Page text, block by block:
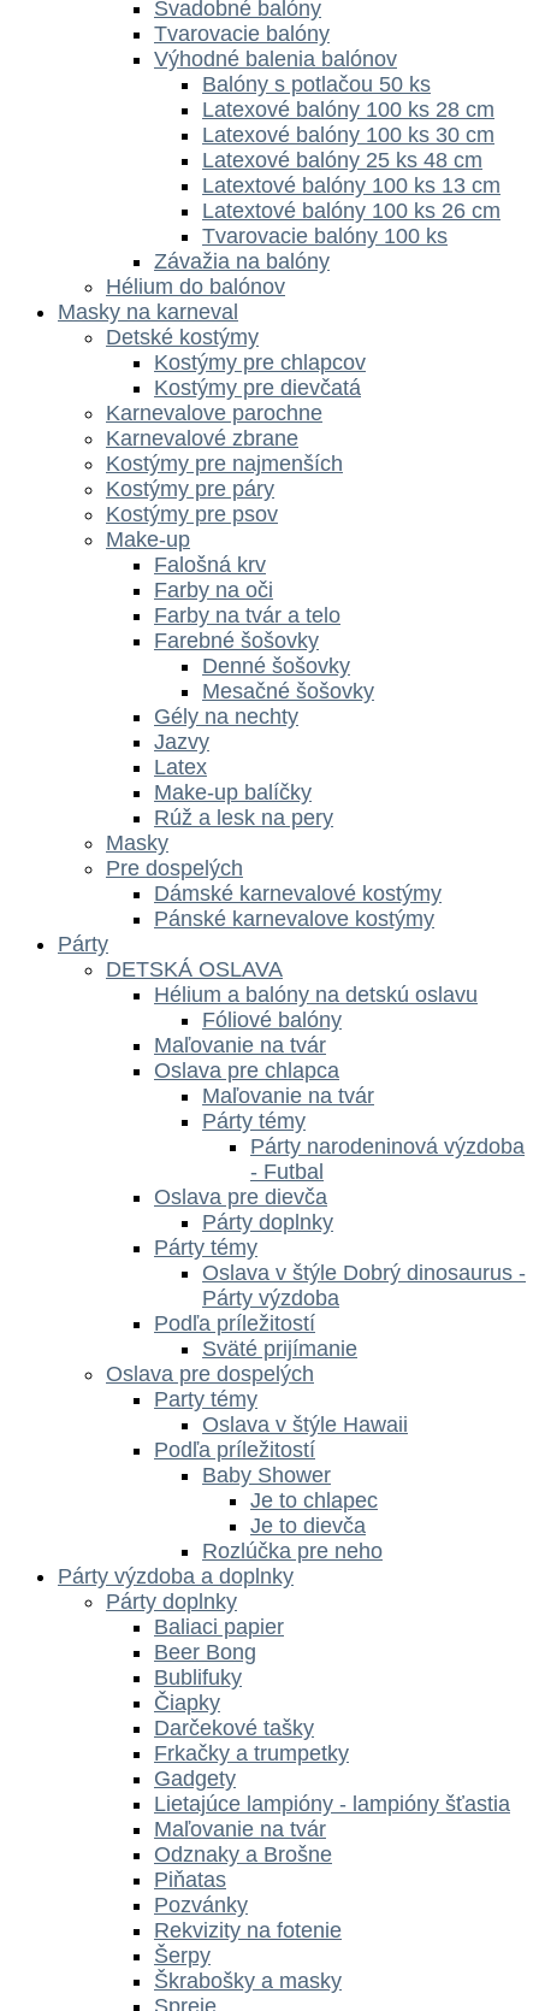
Svadobné balóny
Tvarovacie balóny
Výhodné balenia balónov
Balóny s potlačou 50 ks
Latexové balóny 100 ks 28 cm
Latexové balóny 100 ks 30 cm
Latexové balóny 25 ks 48 cm
Latextové balóny 100 ks 13 cm
Latextové balóny 100 ks 26 cm
Tvarovacie balóny 100 ks
Závažia na balóny
Hélium do balónov
Masky na karneval
Detské kostýmy
Kostýmy pre chlapcov
Kostýmy pre dievčatá
Karnevalove parochne
Karnevalové zbrane
Kostýmy pre najmenších
Kostýmy pre páry
Kostýmy pre psov
Make-up
Falošná krv
Farby na oči
Farby na tvár a telo
Farebné šošovky
Denné šošovky
Mesačné šošovky
Gély na nechty
Jazvy
Latex
Make-up balíčky
Rúž a lesk na pery
Masky
Pre dospelých
Dámské karnevalové kostýmy
Pánské karnevalove kostýmy
Párty
DETSKÁ OSLAVA
Hélium a balóny na detskú oslavu
Fóliové balóny
Maľovanie na tvár
Oslava pre chlapca
Maľovanie na tvár
Párty témy
Párty narodeninová výzdoba
- Futbal
Oslava pre dievča
Párty doplnky
Párty témy
Oslava v štýle Dobrý dinosaurus -
Párty výzdoba
Podľa príležitostí
Sväté prijímanie
Oslava pre dospelých
Party témy
Oslava v štýle Hawaii
Podľa príležitostí
Baby Shower
Je to chlapec
Je to dievča
Rozlúčka pre neho
Párty výzdoba a doplnky
Párty doplnky
Baliaci papier
Beer Bong
Bublifuky
Čiapky
Darčekové tašky
Frkačky a trumpetky
Gadgety
Lietajúce lampióny - lampióny šťastia
Maľovanie na tvár
Odznaky a Brošne
Piňatas
Pozvánky
Rekvizity na fotenie
Šerpy
Škrabošky a masky
Spreje